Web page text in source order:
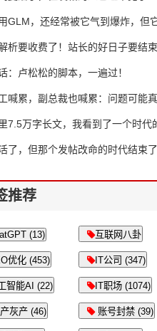
GLM，还经常被它气到爆炸，但
析要收费了！站长的好日子要结
：卢松松的脚本，一遍过！
喊累，副总裁也喊累：问题可能
7.5万字长文，我看到了一个时代
了，但那个发帖改命的时代结束了
推荐
(13) 互联网八卦
优化 (453) IT公司 (347)
智能AI (22) IT职场 (1074)
灰产 (46) 账号封禁 (39)